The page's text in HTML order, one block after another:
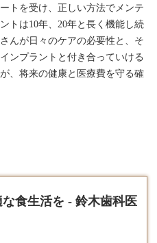
トを受け、正しい方法でメンテ
トは10年、20年と長く機能し続
んが日々のケアの必要性と、そ
ンプラントと付き合っていける
、将来の健康と医療費を守る確
食生活を - 鈴木歯科医